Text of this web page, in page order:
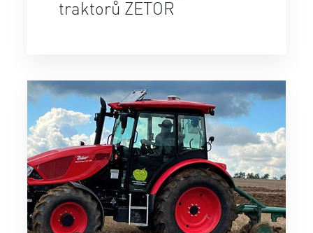
traktorů ZETOR